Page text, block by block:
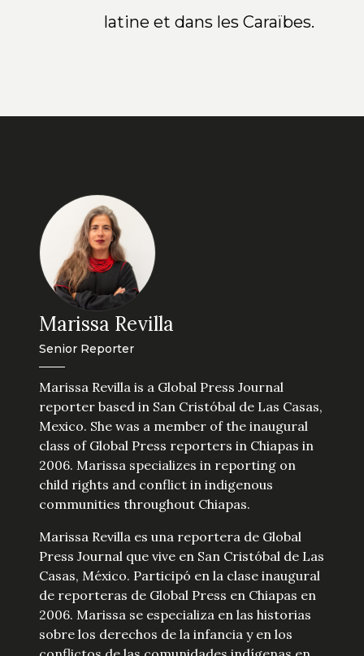
latine et dans les Caraïbes.
Marissa Revilla
Senior Reporter
Marissa Revilla is a Global Press Journal
reporter based in San Cristóbal de Las Casas,
Mexico. She was a member of the inaugural
class of Global Press reporters in Chiapas in
2006. Marissa specializes in reporting on
child rights and conflict in indigenous
communities throughout Chiapas.
Marissa Revilla es una reportera de Global
Press Journal que vive en San Cristóbal de Las
Casas, México. Participó en la clase inaugural
de reporteras de Global Press en Chiapas en
2006. Marissa se especializa en las historias
sobre los derechos de la infancia y en los